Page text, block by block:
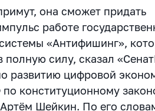
она сможет придать
работе
«Антифишинг»,
полную силу, сказал
развитию цифровой
конституционному
Артём Шейкин. По его